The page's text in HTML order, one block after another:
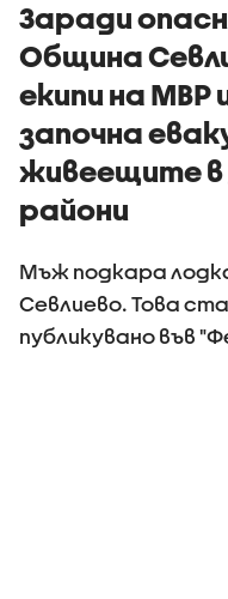
Заради
Община
екипи на
започна
живеещите в
райони
Мъж подкара
Севлиево. Това
публикувано във